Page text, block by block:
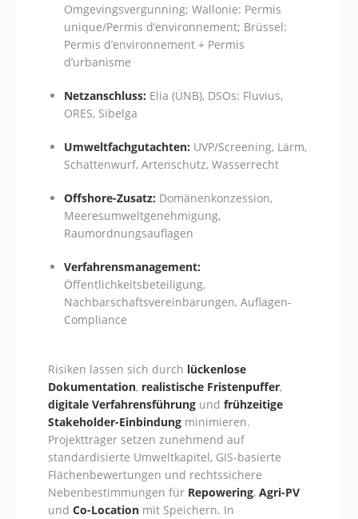
Omgevingsvergunning; Wallonie: Permis
unique/Permis d’environnement; Brüssel:
Permis d’environnement + Permis
d’urbanisme
Netzanschluss: Elia (ÜNB), DSOs: Fluvius,
ORES, Sibelga
Umweltfachgutachten: UVP/Screening, Lärm,
Schattenwurf, Artenschutz, Wasserrecht
Offshore-Zusatz: Domänenkonzession,
Meeresumweltgenehmigung,
Raumordnungsauflagen
Verfahrensmanagement:
Öffentlichkeitsbeteiligung,
Nachbarschaftsvereinbarungen, Auflagen-
Compliance
Risiken lassen sich durch lückenlose
Dokumentation, realistische Fristenpuffer,
digitale Verfahrensführung und frühzeitige
Stakeholder-Einbindung minimieren.
Projektträger setzen zunehmend auf
standardisierte Umweltkapitel, GIS-basierte
Flächenbewertungen und rechtssichere
Nebenbestimmungen für Repowering, Agri-PV
und Co-Location mit Speichern. In